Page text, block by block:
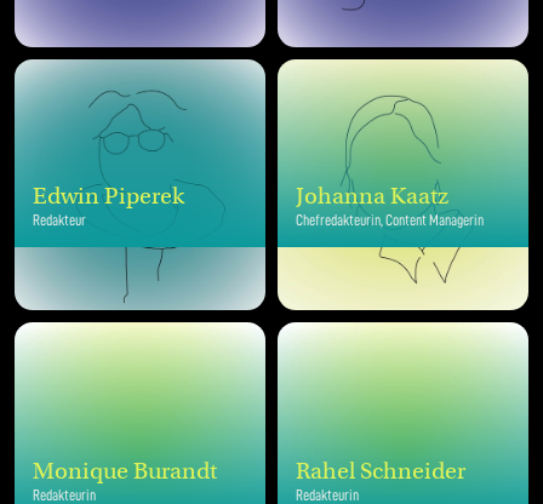
Edwin Piperek
Redakteur
Johanna Kaatz
Chefredakteurin, Content Managerin
Monique Burandt
Redakteurin
Rahel Schneider
Redakteurin